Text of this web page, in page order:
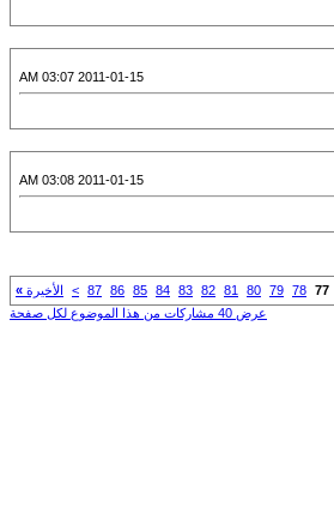
2011-01-15 03:07 AM
2011-01-15 03:08 AM
77
78
79
80
81
82
83
84
85
86
87
> الأخيرة »
عرض 40 مشاركات من هذا الموضوع لكل صفحة